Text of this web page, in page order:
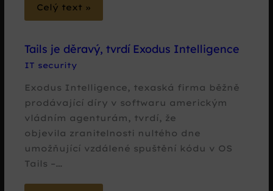
Celý text »
Tails je děravý, tvrdí Exodus Intelligence
IT security
Exodus Intelligence, texaská firma běžně
prodávající díry v softwaru americkým
vládním agenturám, tvrdí, že
objevila zranitelnosti nultého dne
umožňující vzdálené spuštění kódu v OS
Tails –…